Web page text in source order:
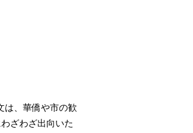
は、華僑や市の歓
ざわざ出向いた